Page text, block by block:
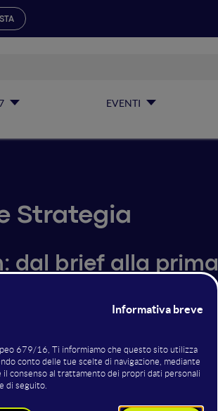
EVENTI
Strategia
dal brief alla prima
realizzati da Reprise Media
creazione della Facebook page.
delle digital PR all’interno di
degli utenti per valorizzare e
da affiancare al classico trailer.
Il racconto, l’analisi e i